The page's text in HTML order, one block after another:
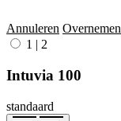
Annuleren Overnemen
1 | 2
Intuvia 100
standaard